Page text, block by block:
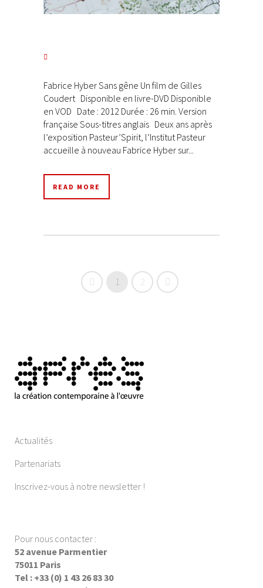
Fabrice Hyber Sans gêne Un film de Gilles
Coudert Disponible en livre-DVD Disponible
en VOD Date : 2012 Durée : 26 min. Version
française Sous-titres anglais Deux ans après
l’exposition Pasteur’Spirit, l’Institut Pasteur
accueille à nouveau Fabrice Hyber sur...
READ MORE
1 2
Actualités
Partenariats
Inscrivez-vous à notre newsletter !
Pour nous contacter :
52 avenue Parmentier
75011 Paris
Tel : +33 (0) 1 43 26 83 30